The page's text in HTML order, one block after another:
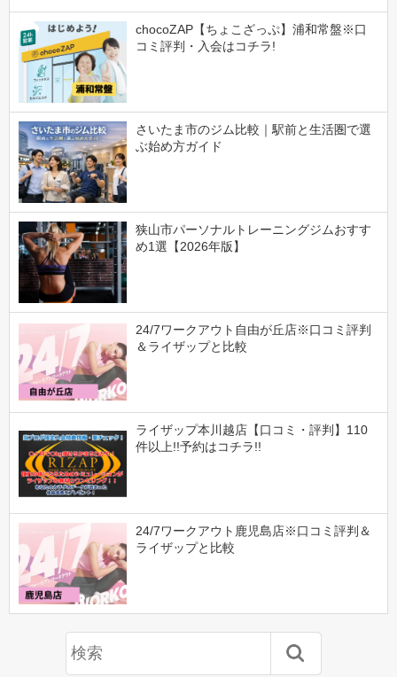
chocoZAP【ちょこざっぷ】浦和常盤※口
コミ評判・入会はコチラ!
さいたま市のジム比較｜駅前と生活圏で選
ぶ始め方ガイド
狭山市パーソナルトレーニングジムおすす
め1選【2026年版】
24/7ワークアウト自由が丘店※口コミ評判
＆ライザップと比較
ライザップ本川越店【口コミ・評判】110
件以上!!予約はコチラ!!
24/7ワークアウト鹿児島店※口コミ評判＆
ライザップと比較